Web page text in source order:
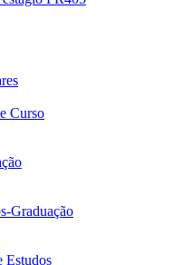
Curso
Graduação
Estudos